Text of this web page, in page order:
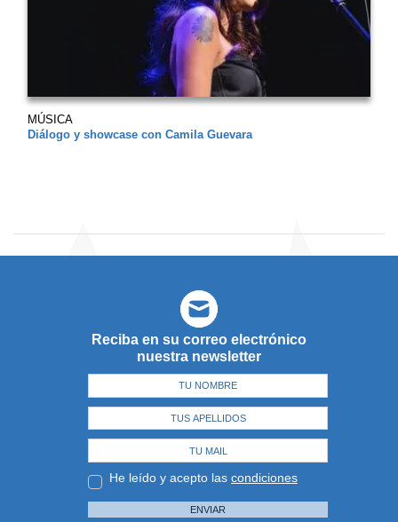
MÚSICA
Diálogo y showcase con Camila Guevara
Reciba en su correo electrónico
nuestra newsletter
He leído y acepto las condiciones
ENVIAR